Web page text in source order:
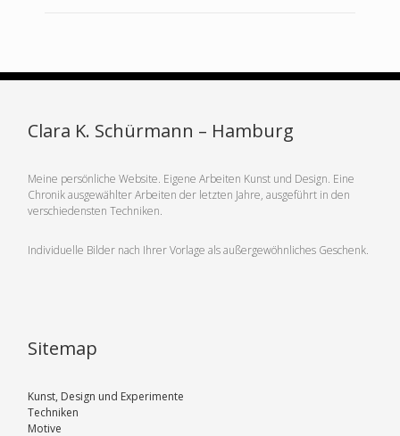
Clara K. Schürmann – Hamburg
Meine persönliche Website. Eigene Arbeiten Kunst und Design. Eine
Chronik ausgewählter Arbeiten der letzten Jahre, ausgeführt in den
verschiedensten Techniken.
Individuelle Bilder nach Ihrer Vorlage als außergewöhnliches Geschenk.
Sitemap
Kunst, Design und Experimente
Techniken
Motive